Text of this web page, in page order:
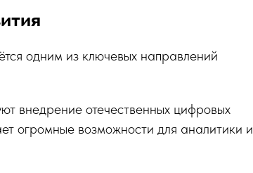
одним из ключевых направлений
внедрение отечественных цифровых
огромные возможности для аналитики и